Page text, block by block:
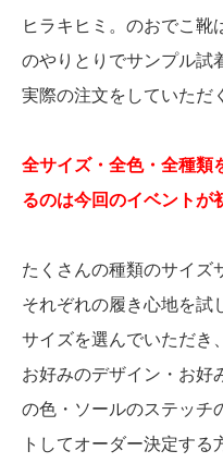
ヒラキヒミ。のおでこ靴
のやりとりでサンプル試
実際の注文をしていただ
全サイズ・全色・全種類
るのは今回のイベントが
たくさんの種類のサイズ
それぞれの履き心地を試
サイズを選んでいただき、
お好みのデザイン・お好
の色・ソールのステッチ
トしてオーダー決定する